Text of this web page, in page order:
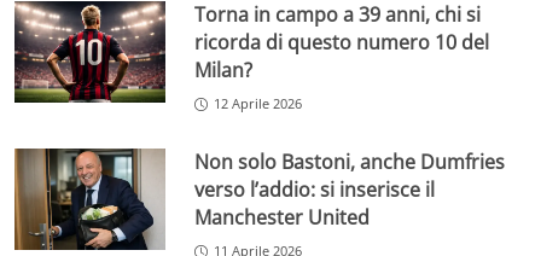
Torna in campo a 39 anni, chi si
ricorda di questo numero 10 del
Milan?
12 Aprile 2026
Non solo Bastoni, anche Dumfries
verso l’addio: si inserisce il
Manchester United
11 Aprile 2026